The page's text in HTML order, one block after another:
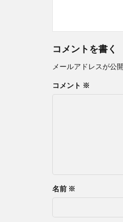
コメントを書く
メールアドレスが公
コメント ※
名前 ※